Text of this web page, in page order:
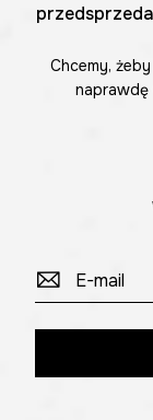
Chcemy,
naprawdę